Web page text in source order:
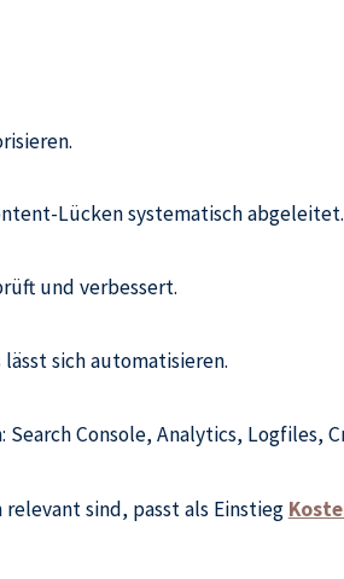
Lücken systematisch abgeleitet.
und verbessert.
sich automatisieren.
Console, Analytics, Logfiles,
sind, passt als Einstieg